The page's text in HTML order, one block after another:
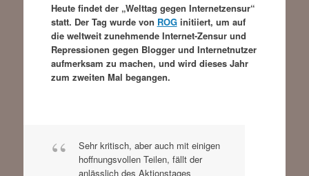
Heute findet der „Welttag gegen Internetzensur“
statt. Der Tag wurde von ROGinitiiert, um auf
die weltweit zunehmende Internet-Zensur und
Repressionen gegen Blogger und Internetnutzer
aufmerksam zu machen, und wird dieses Jahr
zum zweiten Mal begangen.
Sehr kritisch, aber auch mit einigen
hoffnungsvollen Teilen, fällt der
anlässlich des Aktionstages